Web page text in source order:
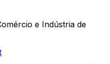
e Indústria de